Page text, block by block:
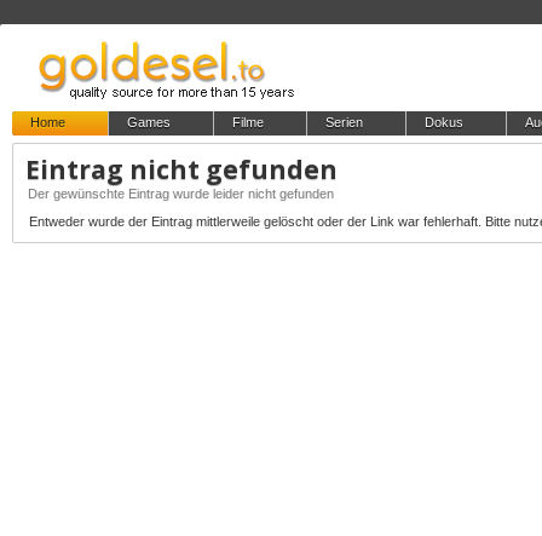
Home Games Filme Serien Dokus
Eintrag nicht gefunden
Der gewünschte Eintrag wurde leider nicht gefunden
Entweder wurde der Eintrag mittlerweile gelöscht oder der Link war fehlerhaft. Bitte